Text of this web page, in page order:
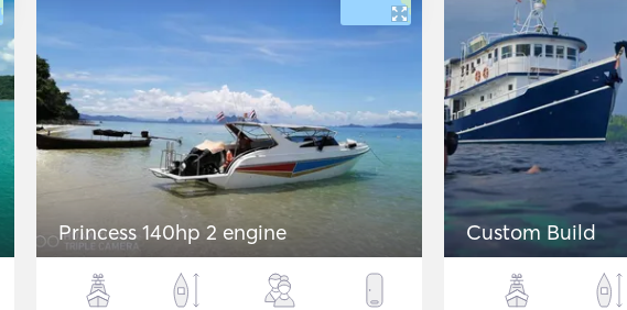
Princess 140hp 2 engine Custom Build